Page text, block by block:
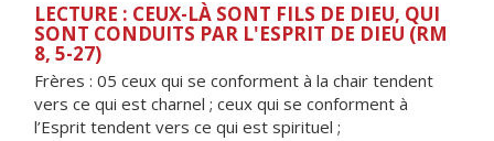
LECTURE : CEUX-LÀ SONT FILS DE DIEU, QUI
SONT CONDUITS PAR L'ESPRIT DE DIEU (RM
8, 5-27)
Frères : 05 ceux qui se conforment à la chair tendent
vers ce qui est charnel ; ceux qui se conforment à
l’Esprit tendent vers ce qui est spirituel ;